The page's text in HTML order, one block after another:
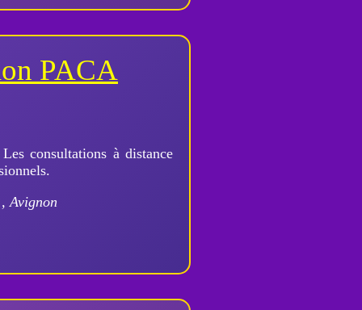
PACA
consultations à distance
Avignon